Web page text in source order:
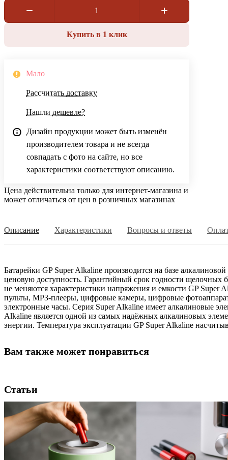
Купить в 1 клик
Мало
Рассчитать доставку
Нашли дешевле?
Дизайн продукции может быть изменён
производителем товара и не всегда
совпадать с фото на сайте, но все
характеристики соответствуют описанию.
Цена действительна только для интернет-магазина и
может отличаться от цен в розничных магазинах
Описание Характеристики Вопросы и ответы
Батарейки GP Super Alkaline производится на базе
ценовую доступность. Гарантийный срок годности щелочных
не меняются характеристики напряжения и емкости GP
пульты, MP3-плееры, цифровые камеры, цифровые
электронные часы. Серия Super Alkaline имеет алкалиновые
Alkaline является одной из самых надёжных алкалиновых
энергии. Температура эксплуатации GP Super Alkaline
Вам также может понравиться
Статьи